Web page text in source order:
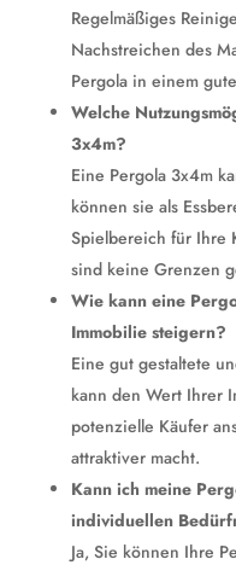
Regelmäßiges
Nachstreichen des
Pergola in einem
Welche
3x4m?
Eine Pergola 3x4m
können sie als
Spielbereich für Ihre
sind keine Grenzen
Wie kann eine
Immobilie steigern?
Eine gut gestaltete
kann den Wert Ihrer
potenzielle Käufer
attraktiver macht.
Kann ich meine
individuellen
Ja, Sie können Ihre